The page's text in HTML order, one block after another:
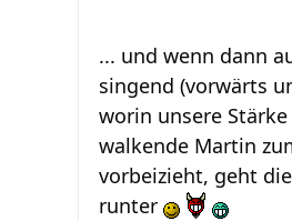
... und wenn dann
singend (vorwärts
worin unsere
walkende Martin
vorbeizieht, geht
runter